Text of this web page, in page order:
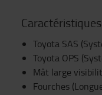
Toyota SAS
Toyota OPS
Mât large
Fourches